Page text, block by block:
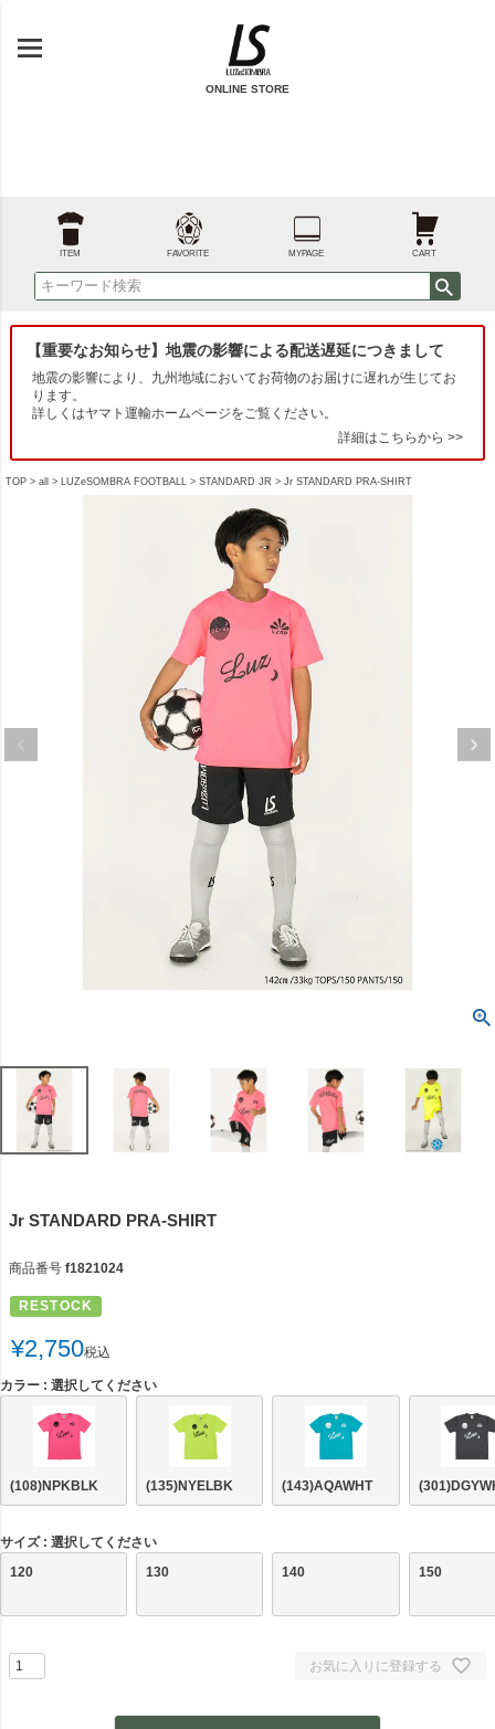
ONLINE STORE
ITEM FAVORITE MYPAGE CART
【重要なお知らせ】地震の影響による配送遅延につきまして
地震の影響により、九州地域においてお荷物のお届けに遅れが生じてお
ります。
詳しくはヤマト運輸ホームページをご覧ください。
詳細はこちらから >>
TOP all LUZeSOMBRA FOOTBALL STANDARD JR Jr STANDARD PRA-SHIRT
Jr STANDARD PRA-SHIRT
商品番号 f1821024
RESTOCK
¥2,750税込
カラー 選択してください
(108)NPKBLK (135)NYELBK (143)AQAWHT
サイズ
選択してください
120
130 140 150
お気に入りに登録する